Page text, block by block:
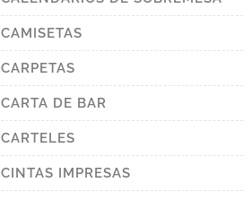
CAMISETAS
CARPETAS
CARTA DE BAR
CARTELES
CINTAS IMPRESAS